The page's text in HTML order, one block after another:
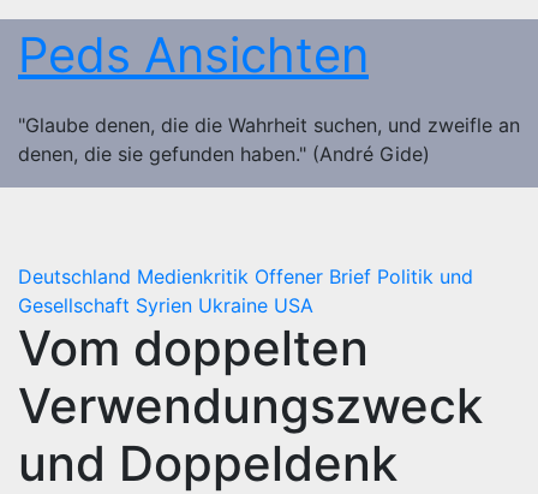
Zum
Inhalt
springen
Peds Ansichten
"Glaube denen, die die Wahrheit suchen, und zweifle an
denen, die sie gefunden haben." (André Gide)
Deutschland Medienkritik Offener Brief Politik und
Gesellschaft Syrien Ukraine USA
Vom doppelten
Verwendungszweck
und Doppeldenk